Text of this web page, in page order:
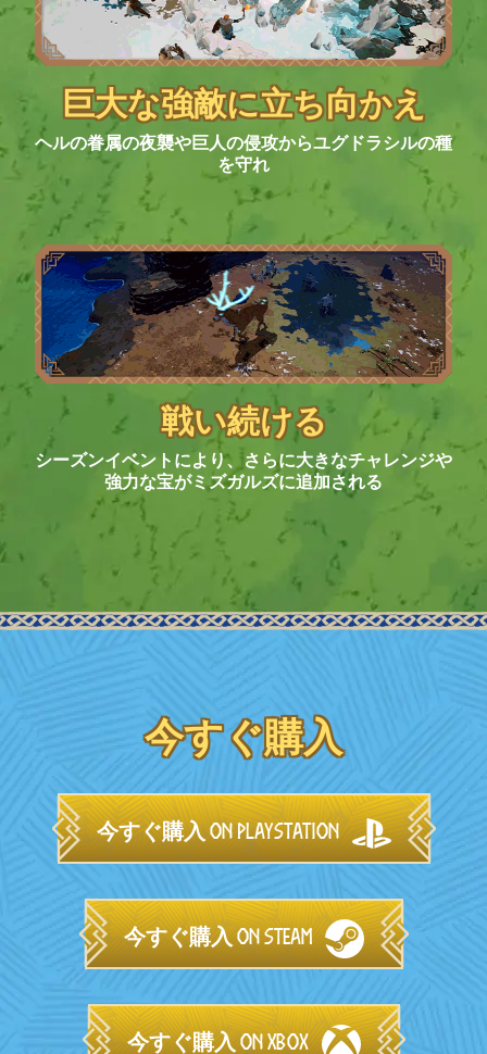
巨大な強敵に立ち向かえ
ヘルの眷属の夜襲や巨人の侵攻からユグドラシルの種
を守れ
戦い続ける
シーズンイベントにより、さらに大きなチャレンジや
強力な宝がミズガルズに追加される
今すぐ購入
今すぐ購入 on PlayStation
今すぐ購入 on Steam
今すぐ購入 on Xbox